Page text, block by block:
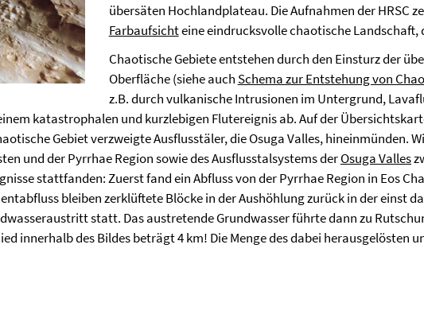
übersäten Hochlandplateau. Die Aufnahmen der HRSC
Farbaufsichteine eindrucksvolle chaotische
Chaotische Gebiete entstehen durch den Einsturz der
Oberfläche (siehe auch Schema zur Entstehung von
z.B. durch vulkanische Intrusionen im Untergrund,
katastrophalen und kurzlebigen Flutereignis ab. Auf der
Gebiet verzweigte Ausflusstäler, die Osuga Valles, hineinmünden.
und der Pyrrhae Region sowie des Ausflusstalsystems derOsuga Valles
stattfanden: Zuerst fand ein Abfluss von der Pyrrhae Region in Eos
bleiben zerklüftete Blöcke in der Aushöhlung zurück in der einst
statt. Das austretende Grundwasser führte dann zu
innerhalb des Bildes beträgt 4 km! Die Menge des dabei herausgelösten